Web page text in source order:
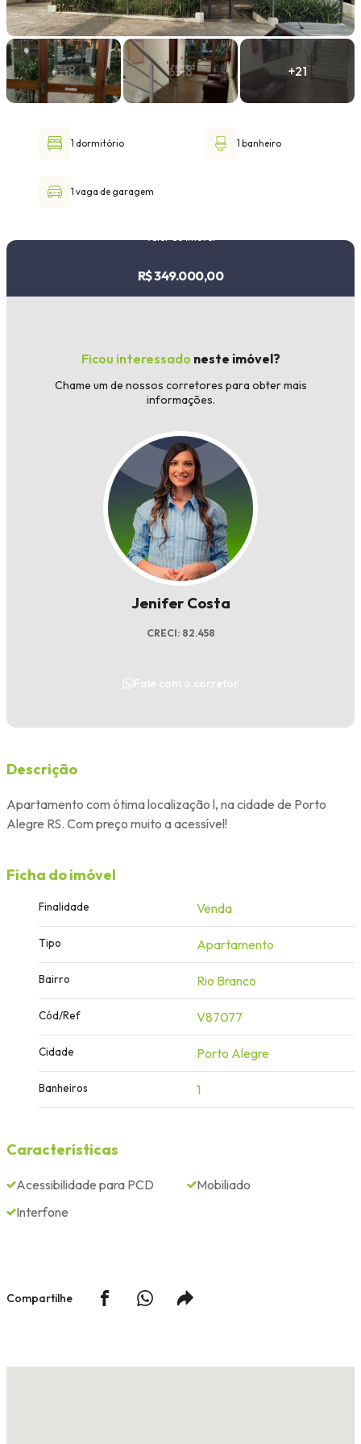
Faixa de valor
30.000,00até1.000.000,00 ou +
1 dormitório 1 banheiro
1 vaga de garagem
R$ 349.000,00
Ficou interessado neste imóvel?
Chame um de nossos corretores para obter mais
informações.
Jenifer Costa
CRECI: 82.458
Fale com o corretor
Descrição
Apartamento com ótima localização l, na cidade de Porto
Alegre RS. Com preço muito a acessível!
Ficha do imóvel
Finalidade Venda
Tipo Apartamento
Bairro Rio Branco
Cód/Ref V87077
Cidade Porto Alegre
Banheiros 1
Características
Acessibilidade para PCD
Interfone
Mobiliado
Compartilhe